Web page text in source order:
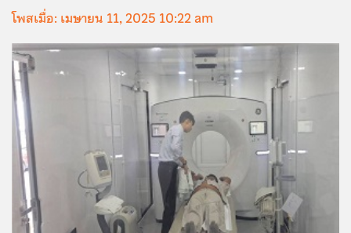
โพสเมื่อ: เมษายน 11, 2025 10:22 am